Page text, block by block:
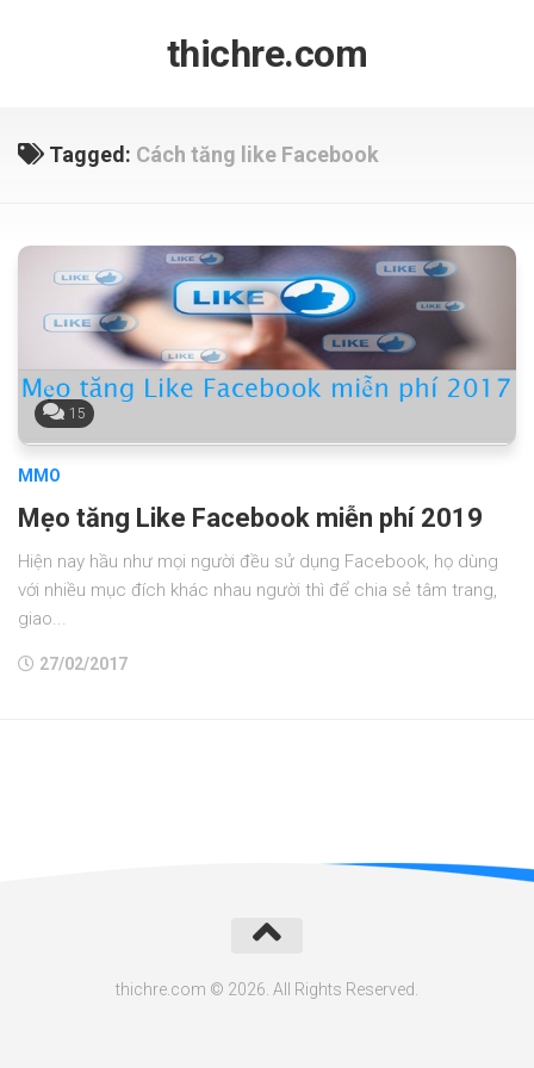
thichre.com
Tagged: Cách tăng like Facebook
15
MMO
Mẹo tăng Like Facebook miễn phí 2019
Hiện nay hầu như mọi người đều sử dụng Facebook, họ dùng
với nhiều mục đích khác nhau người thì để chia sẻ tâm trang,
giao...
27/02/2017
thichre.com © 2026. All Rights Reserved.